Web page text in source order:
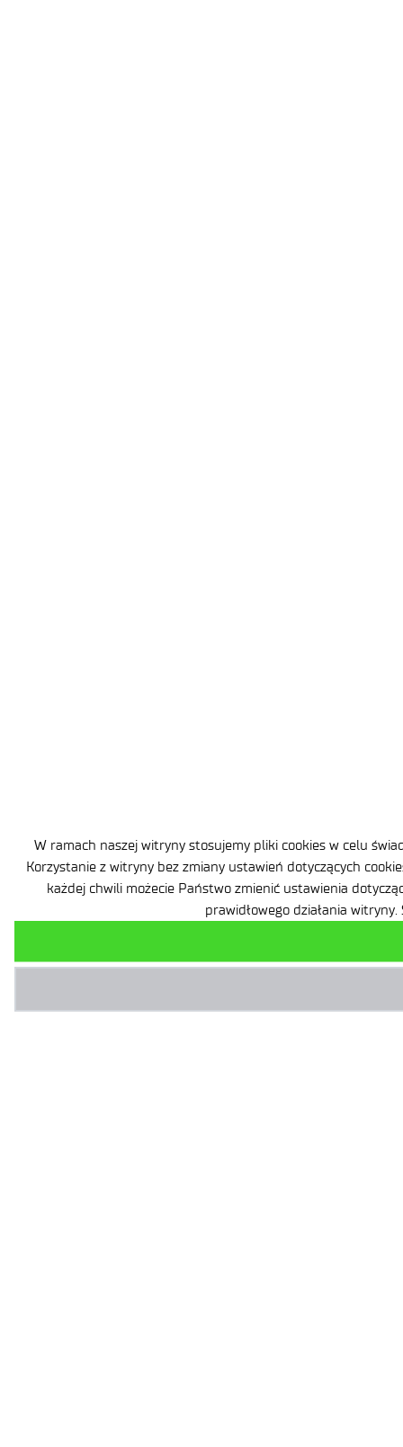
W ramach naszej witryny stosujemy pliki cookies w celu
Korzystanie z witryny bez zmiany ustawień dotyczących
każdej chwili możecie Państwo zmienić ustawienia
prawidłowego działania